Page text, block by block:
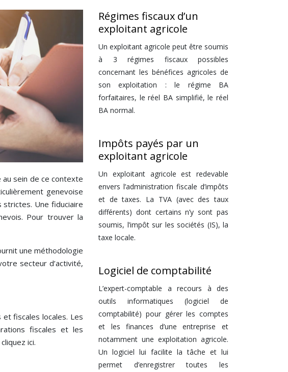
sein de ce contexte
genevoise
Une fiduciaire
Pour trouver la
une méthodologie
secteur d’activité,
fiscales locales. Les
fiscales et les
ici.
Régimes fiscaux d’un
exploitant agricole
Un exploitant agricole peut être soumis
à 3 régimes fiscaux possibles
concernant les bénéfices agricoles de
son exploitation : le régime BA
forfaitaires, le réel BA simplifié, le réel
BA normal.
Impôts payés par un
exploitant agricole
Un exploitant agricole est redevable
envers l’administration fiscale d’impôts
et de taxes. La TVA (avec des taux
différents) dont certains n’y sont pas
soumis, l’impôt sur les sociétés (IS), la
taxe locale.
Logiciel de comptabilité
L’expert-comptable a recours à des
outils informatiques (logiciel de
comptabilité) pour gérer les comptes
et les finances d’une entreprise et
notamment une exploitation agricole.
Un logiciel lui facilite la tâche et lui
permet d’enregistrer toutes les